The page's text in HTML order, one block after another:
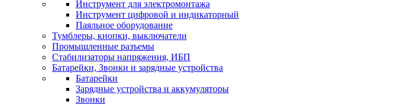
Инструмент для электромонтажа
Инструмент цифровой и индикаторный
Паяльное оборудование
Тумблеры, кнопки, выключатели
Промышленные разъемы
Стабилизаторы напряжения, ИБП
Батарейки, Звонки и зарядные устройства
Батарейки
Зарядные устройства и аккумуляторы
Звонки